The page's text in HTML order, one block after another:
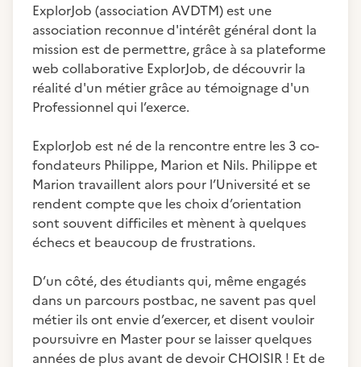
ExplorJob (association AVDTM) est une
association reconnue d'intérêt général dont la
mission est de permettre, grâce à sa plateforme
web collaborative ExplorJob, de découvrir la
réalité d'un métier grâce au témoignage d'un
Professionnel qui l’exerce.
ExplorJob est né de la rencontre entre les 3 co-
fondateurs Philippe, Marion et Nils. Philippe et
Marion travaillent alors pour l’Université et se
rendent compte que les choix d’orientation
sont souvent difficiles et mènent à quelques
échecs et beaucoup de frustrations.
D’un côté, des étudiants qui, même engagés
dans un parcours postbac, ne savent pas quel
métier ils ont envie d’exercer, et disent vouloir
poursuivre en Master pour se laisser quelques
années de plus avant de devoir CHOISIR ! Et de